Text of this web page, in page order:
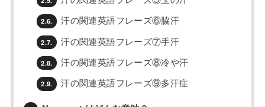
2.6. 汗の関連英語フレーズ⑥脇汗
2.7. 汗の関連英語フレーズ⑦手汗
2.8. 汗の関連英語フレーズ⑧冷や汗
2.9. 汗の関連英語フレーズ⑨多汗症